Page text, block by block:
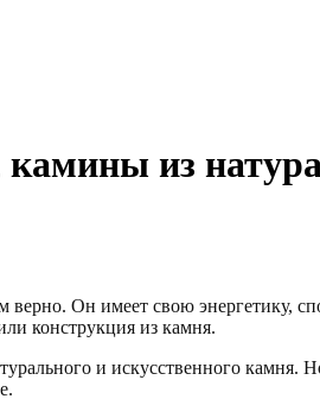
из
Он имеет свою энергетику,
конструкция из камня.
и искусственного камня.